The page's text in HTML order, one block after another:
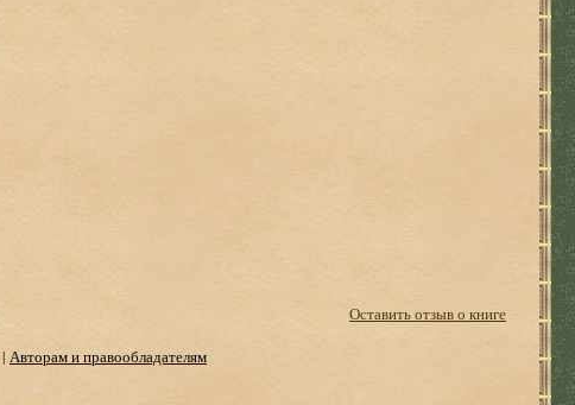
Оставить отзыв о книге
| Авторам и правообладателям